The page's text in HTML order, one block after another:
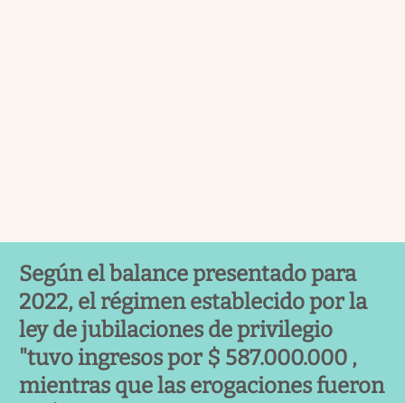
Según el balance presentado para
2022, el régimen establecido por la
ley de jubilaciones de privilegio
"tuvo ingresos por $ 587.000.000 ,
mientras que las erogaciones fueron